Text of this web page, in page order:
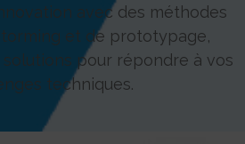
avec des méthodes
et de prototypage,
pour répondre à vos
techniques.